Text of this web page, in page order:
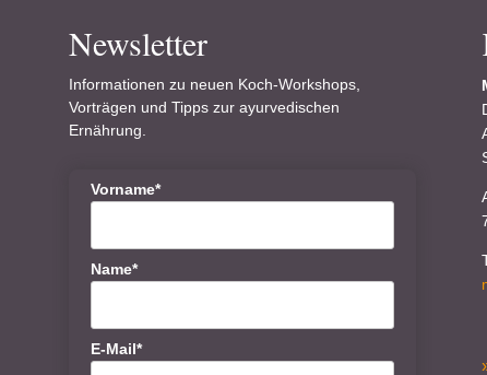
Newsletter
Informationen zu neuen Koch-Workshops,
Vorträgen und Tipps zur ayurvedischen
Ernährung.
Vorname*
Name*
E-Mail*